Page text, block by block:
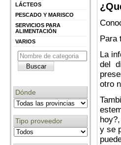
LÁCTEOS
PESCADO Y MARISCO
SERVICIOS PARA
ALIMENTACIÓN
VARIOS
Dónde
Tipo proveedor
Para
La
del
otro
y se